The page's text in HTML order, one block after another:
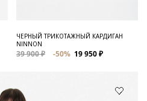
ЧЕРНЫЙ ТРИКОТАЖНЫЙ КАРДИГАН
NINNON
39 900 ₽ -50% 19 950 ₽